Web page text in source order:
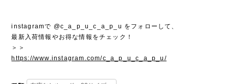
instagramで @c_a_p_u_c_a_p_u をフォローして、
最新入荷情報やお得な情報をチェック！
＞＞
https://www.instagram.com/c_a_p_u_c_a_p_u/